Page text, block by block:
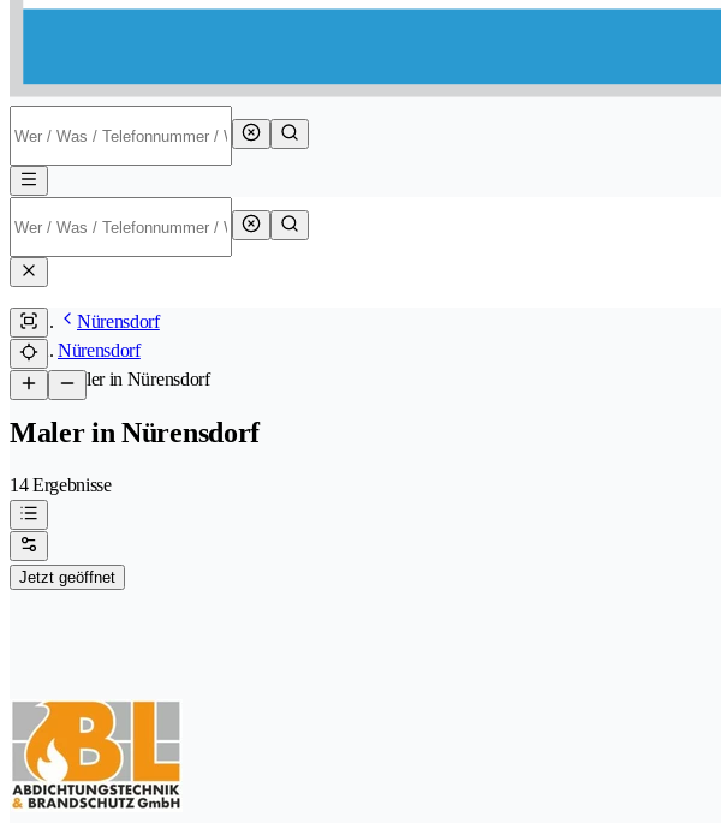
Nürensdorf
Nürensdorf
/Maler in Nürensdorf
Maler in Nürensdorf
14 Ergebnisse
Jetzt geöffnet